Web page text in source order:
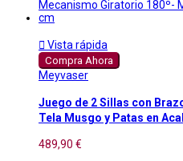
 Vista rápida
Compra Ahora
Meyvaser
Juego de 2 Sillas con
Tela Musgo y Patas en
489,90 €